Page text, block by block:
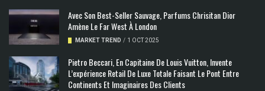
Avec Son Best-Seller Sauvage, Parfums Chrisitan Dior
Amène Le Far West À London
MARKET TREND / 1 OCT 2025
Pietro Beccari, En Capitaine De Louis Vuitton, Invente
L’expérience Retail De Luxe Totale Faisant Le Pont Entre
Continents Et Imaginaires Des Clients